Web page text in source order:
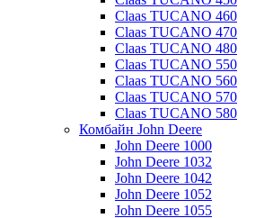
Claas TUCANO 460
Claas TUCANO 470
Claas TUCANO 480
Claas TUCANO 550
Claas TUCANO 560
Claas TUCANO 570
Claas TUCANO 580
Комбайн John Deere
John Deere 1000
John Deere 1032
John Deere 1042
John Deere 1052
John Deere 1055